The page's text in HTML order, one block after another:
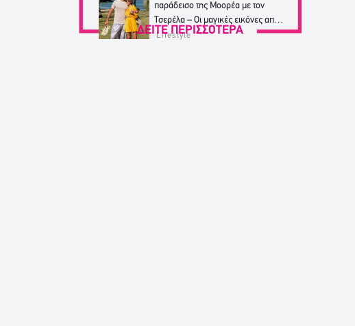
παράδεισο της Μοορέα με τον
Τσερέλα – Οι μαγικές εικόνες από
από το ταξίδι
Lifestyle
ΔΕΙΤΕ ΠΕΡΙΣΣΟΤΕΡΑ